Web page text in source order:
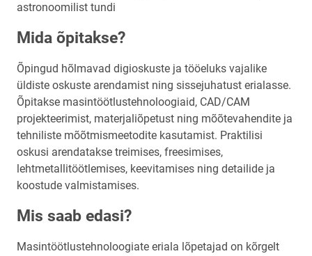
astronoomilist tundi
Mida õpitakse?
Õpingud hõlmavad digioskuste ja tööeluks vajalike
üldiste oskuste arendamist ning sissejuhatust erialasse.
Õpitakse masintöötlustehnoloogiaid, CAD/CAM
projekteerimist, materjaliõpetust ning mõõtevahendite ja
tehniliste mõõtmismeetodite kasutamist. Praktilisi
oskusi arendatakse treimises, freesimises,
lehtmetallitöötlemises, keevitamises ning detailide ja
koostude valmistamises.
Mis saab edasi?
Masintöötlustehnoloogiate eriala lõpetajad on kõrgelt